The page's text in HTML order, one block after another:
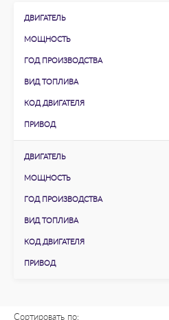
ДВИГАТЕЛЬ
МОЩНОСТЬ
ГОД ПРОИЗВОДСТВА
ВИД ТОПЛИВА
КОД ДВИГАТЕЛЯ
ПРИВОД
ДВИГАТЕЛЬ
МОЩНОСТЬ
ГОД ПРОИЗВОДСТВА
ВИД ТОПЛИВА
КОД ДВИГАТЕЛЯ
ПРИВОД
Сортировать по: